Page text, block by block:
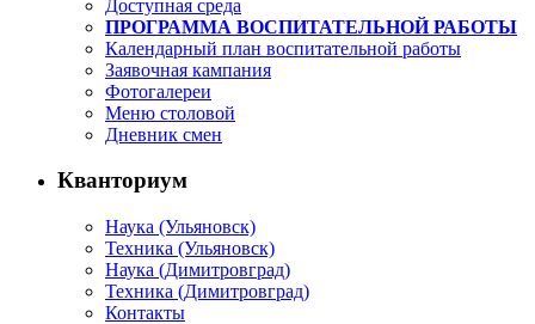
Доступная среда
ПРОГРАММА ВОСПИТАТЕЛЬНОЙ РАБОТЫ
Календарный план воспитательной работы
Заявочная кампания
Фотогалереи
Меню столовой
Дневник смен
Кванториум
Наука (Ульяновск)
Техника (Ульяновск)
Наука (Димитровград)
Техника (Димитровград)
Контакты